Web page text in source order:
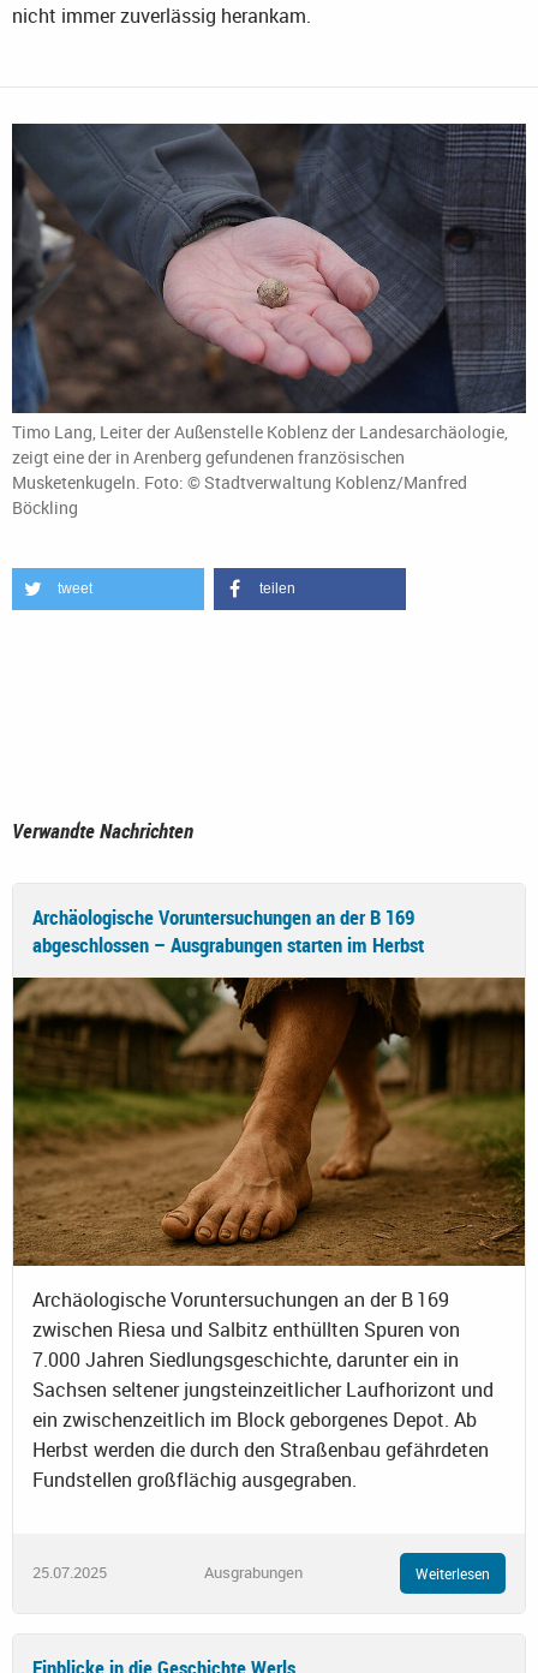
nicht immer zuverlässig herankam.
Timo Lang, Leiter der Außenstelle Koblenz der Landesarchäologie,
zeigt eine der in Arenberg gefundenen französischen
Musketenkugeln. Foto: © Stadtverwaltung Koblenz/Manfred
Böckling
tweet teilen
Verwandte Nachrichten
Archäologische Voruntersuchungen an der B 169
abgeschlossen – Ausgrabungen starten im Herbst
Archäologische Voruntersuchungen an der B 169
zwischen Riesa und Salbitz enthüllten Spuren von
7.000 Jahren Siedlungsgeschichte, darunter ein in
Sachsen seltener jungsteinzeitlicher Laufhorizont und
ein zwischenzeitlich im Block geborgenes Depot. Ab
Herbst werden die durch den Straßenbau gefährdeten
Fundstellen großflächig ausgegraben.
25.07.2025 Ausgrabungen Weiterlesen